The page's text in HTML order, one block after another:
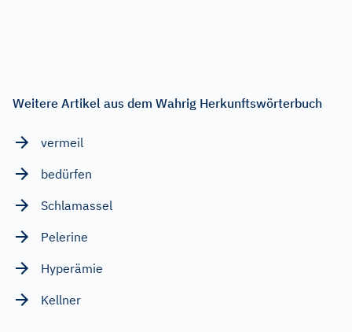
Weitere Artikel aus dem Wahrig Herkunftswörterbuch
vermeil
bedürfen
Schlamassel
Pelerine
Hyperämie
Kellner